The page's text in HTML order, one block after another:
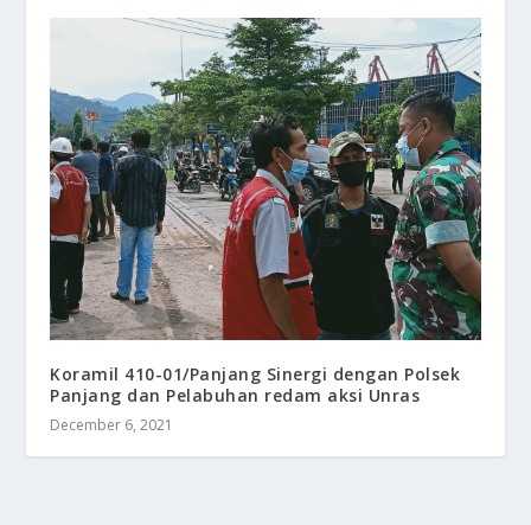
Koramil 410-01/Panjang Sinergi dengan Polsek
Panjang dan Pelabuhan redam aksi Unras
December 6, 2021